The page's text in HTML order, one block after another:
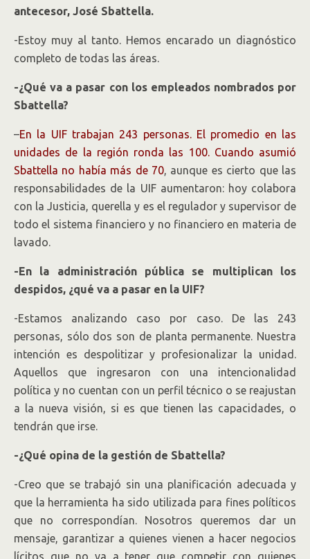
antecesor, José Sbattella.
-Estoy muy al tanto. Hemos encarado un diagnóstico
completo de todas las áreas.
-¿Qué va a pasar con los empleados nombrados por
Sbattella?
–En la UIF trabajan 243 personas. El promedio en las
unidades de la región ronda las 100. Cuando asumió
Sbattella no había más de 70, aunque es cierto que las
responsabilidades de la UIF aumentaron: hoy colabora
con la Justicia, querella y es el regulador y supervisor de
todo el sistema financiero y no financiero en materia de
lavado.
-En la administración pública se multiplican los
despidos, ¿qué va a pasar en la UIF?
-Estamos analizando caso por caso. De las 243
personas, sólo dos son de planta permanente. Nuestra
intención es despolitizar y profesionalizar la unidad.
Aquellos que ingresaron con una intencionalidad
política y no cuentan con un perfil técnico o se reajustan
a la nueva visión, si es que tienen las capacidades, o
tendrán que irse.
-¿Qué opina de la gestión de Sbattella?
-Creo que se trabajó sin una planificación adecuada y
que la herramienta ha sido utilizada para fines políticos
que no correspondían. Nosotros queremos dar un
mensaje, garantizar a quienes vienen a hacer negocios
lícitos que no va a tener que competir con quienes